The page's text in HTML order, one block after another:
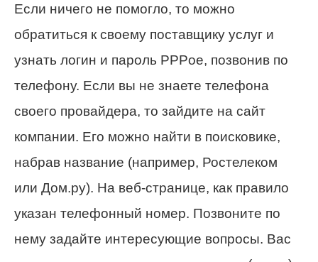
Если ничего не помогло, то можно
обратиться к своему поставщику услуг и
узнать логин и пароль PPPoe, позвонив по
телефону. Если вы не знаете телефона
своего провайдера, то зайдите на сайт
компании. Его можно найти в поисковике,
набрав название (например, Ростелеком
или Дом.ру). На веб-странице, как правило
указан телефонный номер. Позвоните по
нему задайте интересующие вопросы. Вас